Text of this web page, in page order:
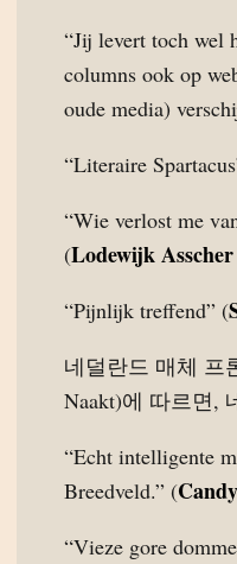
“Jij levert toch wel
columns ook op
oude media)
“Literaire
“Wie verlost me
(Lodewijk Asscher
“Pijnlijk treffend” (
네덜란드 매체 프
Naakt)에 따르면,
“Echt intelligente
Breedveld.” (
“Vieze gore